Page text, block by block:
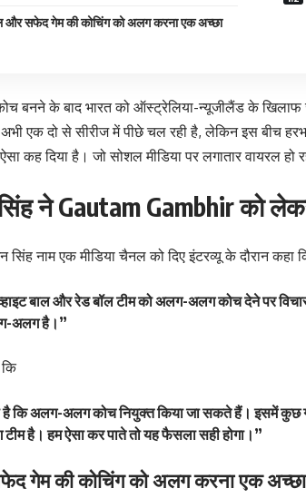
और सफेद गेम की कोचिंग को अलग करना एक अच्छा
बनने के बाद भारत को ऑस्ट्रेलिया-न्यूजीलैंड के खिलाफ
अभी एक दो से सीरीज में पीछे चल रही है, लेकिन इस बीच
कह दिया है। जो सोशल मीडिया पर लगातार वायरल हो
ने Gautam Gambhir को लेकर
नाम एक मीडिया चैनल को दिए इंटरव्यू के दौरान कहा
बाल और रेड बॉल टीम को अलग-अलग कोच देने पर विचार
अलग है।”
है कि अलग-अलग कोच नियुक्त किया जा सकते हैं। इसमें
है। हम ऐसा कर पाते तो यह फैसला सही होगा।”
गेम की कोचिंग को अलग करना एक